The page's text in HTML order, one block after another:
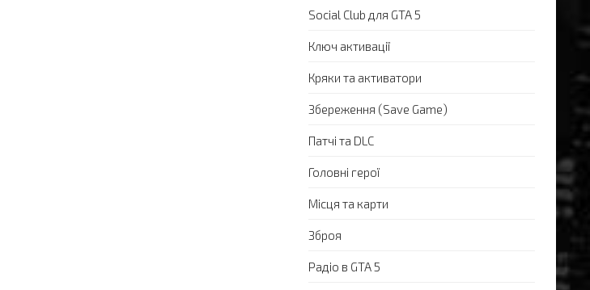
Social Club для GTA 5
Ключ активації
Кряки та активатори
Збереження (Save Game)
Патчі та DLC
Головні герої
Місця та карти
Зброя
Радіо в GTA 5